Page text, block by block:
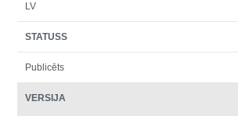
LV
STATUSS
Publicēts
VERSIJA